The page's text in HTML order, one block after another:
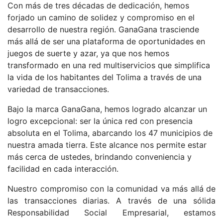
Con más de tres décadas de dedicación, hemos
forjado un camino de solidez y compromiso en el
desarrollo de nuestra región. GanaGana trasciende
más allá de ser una plataforma de oportunidades en
juegos de suerte y azar, ya que nos hemos
transformado en una red multiservicios que simplifica
la vida de los habitantes del Tolima a través de una
variedad de transacciones.
Bajo la marca GanaGana, hemos logrado alcanzar un
logro excepcional: ser la única red con presencia
absoluta en el Tolima, abarcando los 47 municipios de
nuestra amada tierra. Este alcance nos permite estar
más cerca de ustedes, brindando conveniencia y
facilidad en cada interacción.
Nuestro compromiso con la comunidad va más allá de
las transacciones diarias. A través de una sólida
Responsabilidad Social Empresarial, estamos